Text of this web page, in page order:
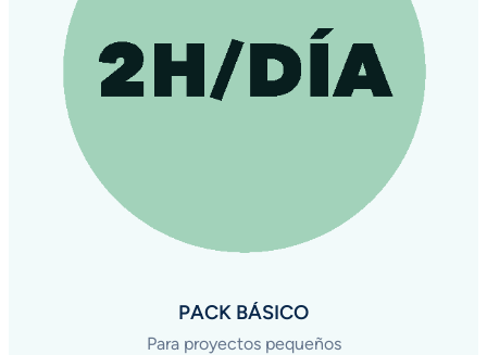
PACK BÁSICO
Para proyectos pequeños